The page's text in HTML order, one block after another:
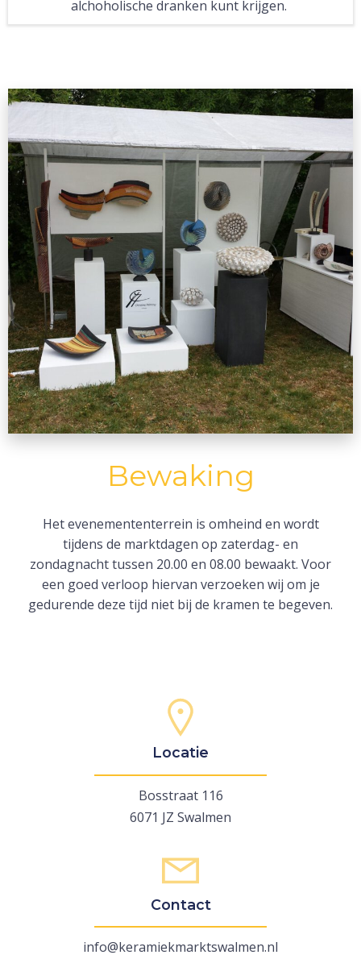
alchoholische dranken kunt krijgen.
Bewaking
Het evenemententerrein is omheind en wordt
tijdens de marktdagen op zaterdag- en
zondagnacht tussen 20.00 en 08.00 bewaakt. Voor
een goed verloop hiervan verzoeken wij om je
gedurende deze tijd niet bij de kramen te begeven.
Locatie
Bosstraat 116
6071 JZ Swalmen
Contact
info@keramiekmarktswalmen.nl